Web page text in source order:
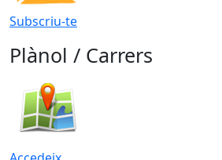
Subscriu-te
Plànol / Carrers